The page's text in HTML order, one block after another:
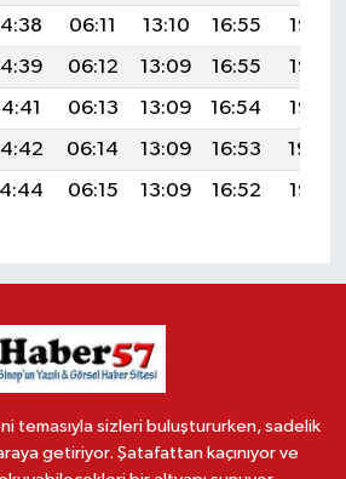
06:11 13:10 16:55
19:58
06:12 13:09 16:55
19:57
06:13 13:09 16:54
19:55
06:14 13:09 16:53
19:54
06:15 13:09 16:52 19:52
temasıyla sizleri buluştururken, sadelik
getiriyor. Şatafattan kaçınıyor ve